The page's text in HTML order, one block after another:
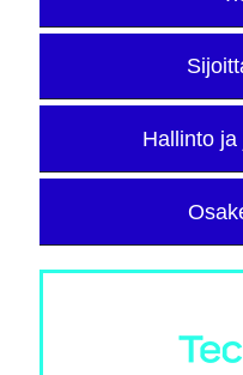
Hallinto